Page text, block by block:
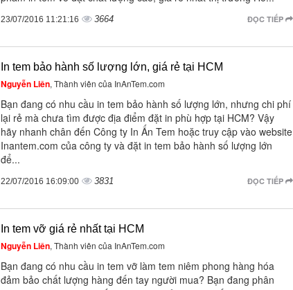
ĐỌC TIẾP
23/07/2016 11:21:16 3664
In tem bảo hành số lượng lớn, giá rẻ tại HCM
Nguyễn Liên, Thành viên của InAnTem.com
Bạn đang có nhu cầu in tem bảo hành số lượng lớn, nhưng chi phí
lại rẻ mà chưa tìm được địa điểm đặt in phù hợp tại HCM? Vậy
hãy nhanh chân đến Công ty In Ấn Tem hoặc truy cập vào website
Inantem.com của công ty và đặt in tem bảo hành số lượng lớn
để...
ĐỌC TIẾP
22/07/2016 16:09:00 3831
In tem vỡ giá rẻ nhất tại HCM
Nguyễn Liên, Thành viên của InAnTem.com
Bạn đang có nhu cầu in tem vỡ làm tem niêm phong hàng hóa
đảm bảo chất lượng hàng đến tay người mua? Bạn đang phân